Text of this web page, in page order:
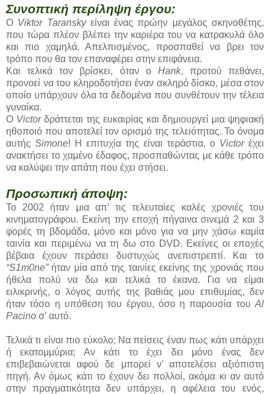
Συνοπτική περίληψη έργου:
Ο Viktor Taranskyείναι ένας πρώην μεγάλος σκηνοθέτης,
που τώρα πλέον βλέπει την καριέρα του να κατρακυλά όλο
και πιο χαμηλά. Απελπισμένος, προσπαθεί να βρει τον
τρόπο που θα τον επαναφέρει στην επιφάνεια.
Και τελικά τον βρίσκει, όταν ο Hank, προτού πεθάνει,
προνοεί να του κληροδοτήσει έναν σκληρό δίσκο, μέσα στον
οποίο υπάρχουν όλα τα δεδομένα που συνθέτουν την τέλεια
γυναίκα.
Ο Victorδράττεται της ευκαιρίας και δημιουργεί μια ψηφιακή
ηθοποιό που αποτελεί τον ορισμό της τελειότητας. Το όνομα
αυτής Simone! Η επιτυχία της είναι τεράστια, ο Victorέχει
ανακτήσει το χαμένο έδαφος, προσπαθώντας με κάθε τρόπο
να καλύψει την απάτη που έχει στήσει.
Προσωπική άποψη:
Το 2002 ήταν μια απ’ τις τελευταίες καλές χρονιές του
κινηματογράφου. Εκείνη την εποχή πήγαινα σινεμά 2 και 3
φορές τη βδομάδα, μόνο και μόνο για να μην χάσω καμία
ταινία και περιμένω να τη δω στο DVD. Εκείνες οι εποχές
βέβαια έχουν περάσει δυστυχώς ανεπιστρεπτί. Και το
“S1m0ne”ήταν μία από της ταινίες εκείνης της χρονιάς που
ήθελα πολύ να δω και τελικά το έκανα. Για να είμαι
ειλικρινής, ο λόγος αυτής της βαθιάς μου επιθυμίας, δεν
ήταν τόσο η υπόθεση του έργου, όσο η παρουσία του Al
Pacino σ’ αυτό.
Τελικά τι είναι πιο εύκολο; Να πείσεις έναν πως κάτι υπάρχει
ή εκατομμύρια; Αν κάτι το έχει δει μόνο ένας δεν
επιβεβαιώνεται αφού δε μπορεί ν’ αποτελέσει αξιόπιστη
πηγή. Αν όμως κάτι το έχουν δει πολλοί, ακόμα κι αν αυτό
στην πραγματικότητα δεν υπάρχει, η αφέλεια του ενός,